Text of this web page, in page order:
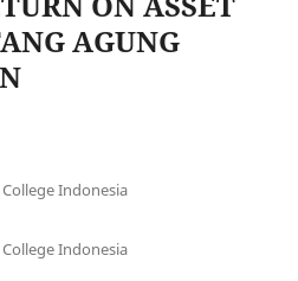
AGUNG
Indonesia
Indonesia